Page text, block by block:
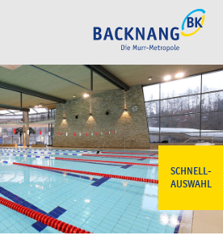
SCHNELL-
AUSWAHL